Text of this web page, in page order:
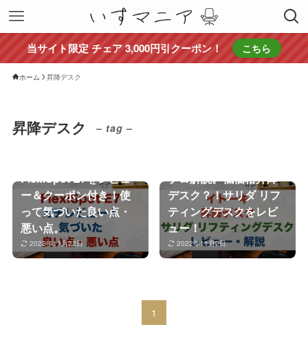
当サイト限定 チェア 3,000円引クーポン！ こちら
ホーム 昇降デスク
昇降デスク – tag –
FlexiSpot E7をレビュ
ー＆クーポン付き！使
って気づいた良い点・
悪い点。
2022年11月22日
プロ解説。低価格昇降
デスク？！サリダ リフ
ティングデスクをレビ
ュー！
2022年11月2日
1